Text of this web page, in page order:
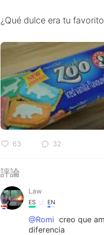
¿Qué dulce era tu
63 32
評論
Law
ES EN
@Romi creo que
diferencia